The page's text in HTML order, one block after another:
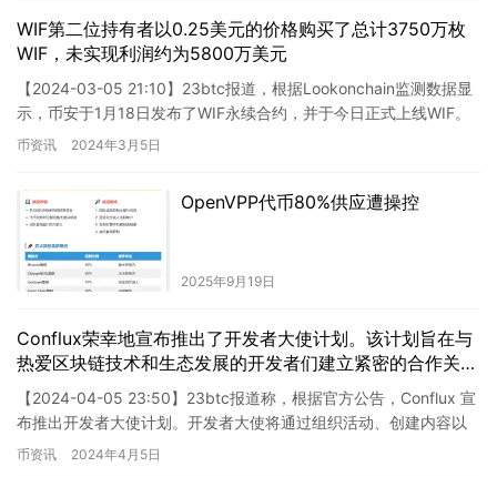
WIF第二位持有者以0.25美元的价格购买了总计3750万枚
WIF，未实现利润约为5800万美元
【2024-03-05 21:10】23btc报道，根据Lookonchain监测数据显
示，币安于1月18日发布了WIF永续合约，并于今日正式上线WIF。
binance-insid…
币资讯 2024年3月5日
OpenVPP代币80%供应遭操控
2025年9月19日
Conflux荣幸地宣布推出了开发者大使计划。该计划旨在与
热爱区块链技术和生态发展的开发者们建立紧密的合作关
系，并共同推动Conflux区块链的创新发展。 作为Conflux
开发者大使，您将成为我们的重要伙伴，与我们一同探索和
开发Conflux的创新功能和应用案例。通过参与该计划，您
将享受到专业的指导和支持，有机会与Conflux团队密切合
【2024-04-05 23:50】23btc报道称，根据官方公告，Conflux 宣
布推出开发者大使计划。开发者大使将通过组织活动、创建内容以
及翻译工作等多种方式扩大 Confl…
币资讯 2024年4月5日